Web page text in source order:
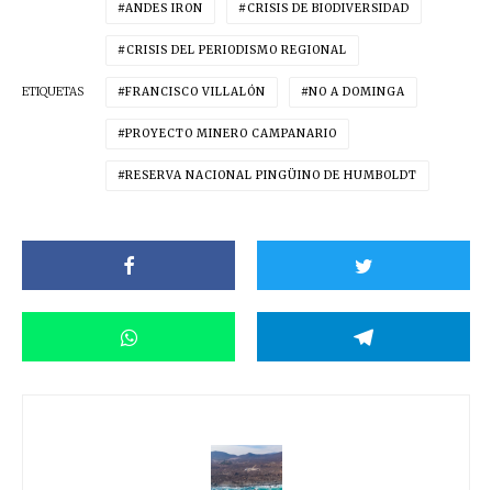
ETIQUETAS
ANDES IRON CRISIS DE BIODIVERSIDAD
CRISIS DEL PERIODISMO REGIONAL
FRANCISCO VILLALÓN NO A DOMINGA
PROYECTO MINERO CAMPANARIO
RESERVA NACIONAL PINGÜINO DE HUMBOLDT